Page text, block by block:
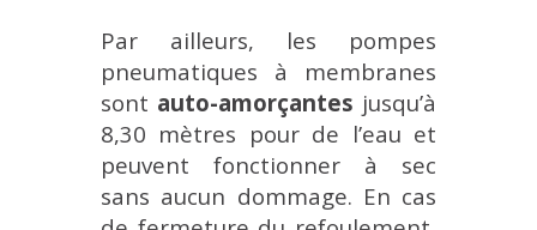
Par ailleurs, les pompes
pneumatiques à membranes
sont auto-amorçantes jusqu’à
8,30 mètres pour de l’eau et
peuvent fonctionner à sec
sans aucun dommage. En cas